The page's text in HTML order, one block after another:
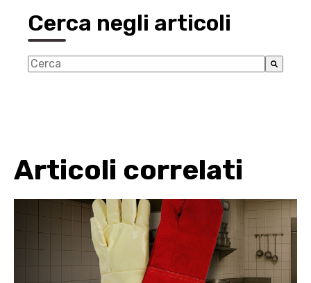
Cerca negli articoli
Questo è un campo di ricerca con una funzionalità
Articoli correlati